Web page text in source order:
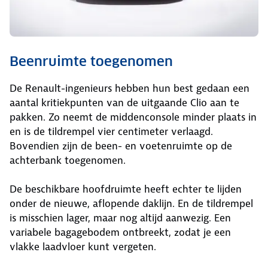
Beenruimte toegenomen
De Renault-ingenieurs hebben hun best gedaan een
aantal kritiekpunten van de uitgaande Clio aan te
pakken. Zo neemt de middenconsole minder plaats in
en is de tildrempel vier centimeter verlaagd.
Bovendien zijn de been- en voetenruimte op de
achterbank toegenomen.
De beschikbare hoofdruimte heeft echter te lijden
onder de nieuwe, aflopende daklijn. En de tildrempel
is misschien lager, maar nog altijd aanwezig. Een
variabele bagagebodem ontbreekt, zodat je een
vlakke laadvloer kunt vergeten.